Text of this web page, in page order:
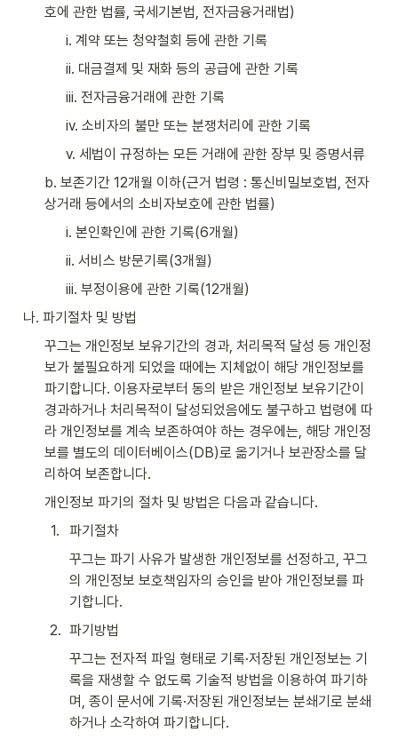
호에 관한 법률, 국세기본법, 전자금융거래법)
i. 계약 또는 청약철회 등에 관한 기록
ii. 대금결제 및 재화 등의 공급에 관한 기록
iii. 전자금융거래에 관한 기록
iv. 소비자의 불만 또는 분쟁처리에 관한 기록
v. 세법이 규정하는 모든 거래에 관한 장부 및 증명서류
b. 보존기간 12개월 이하(근거 법령 : 통신비밀보호법, 전자
상거래 등에서의 소비자보호에 관한 법률)
i. 본인확인에 관한 기록(6개월)
ii. 서비스 방문기록(3개월)
iii. 부정이용에 관한 기록(12개월)
나. 파기절차 및 방법
꾸그는 개인정보 보유기간의 경과, 처리목적 달성 등 개인정
보가 불필요하게 되었을 때에는 지체없이 해당 개인정보를
파기합니다. 이용자로부터 동의 받은 개인정보 보유기간이
경과하거나 처리목적이 달성되었음에도 불구하고 법령에 따
라 개인정보를 계속 보존하여야 하는 경우에는, 해당 개인정
보를 별도의 데이터베이스(DB)로 옮기거나 보관장소를 달
리하여 보존합니다.
개인정보 파기의 절차 및 방법은 다음과 같습니다.
1.
파기절차
꾸그는 파기 사유가 발생한 개인정보를 선정하고, 꾸그
의 개인정보 보호책임자의 승인을 받아 개인정보를 파
기합니다.
2. 파기방법
꾸그는 전자적 파일 형태로 기록·저장된 개인정보는 기
록을 재생할 수 없도록 기술적 방법을 이용하여 파기하
며, 종이 문서에 기록·저장된 개인정보는 분쇄기로 분쇄
하거나 소각하여 파기합니다.